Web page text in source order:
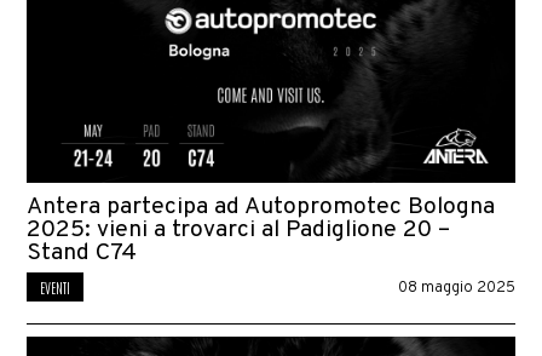
Antera partecipa ad Autopromotec Bologna
2025: vieni a trovarci al Padiglione 20 –
Stand C74
EVENTI 08 maggio 2025